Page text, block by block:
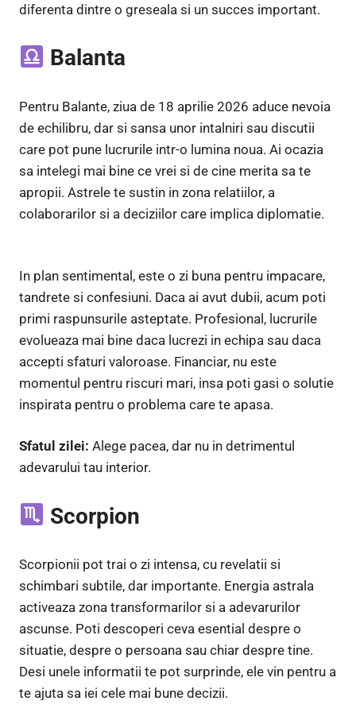
diferenta dintre o greseala si un succes important.
Balanta
Pentru Balante, ziua de 18 aprilie 2026 aduce nevoia
de echilibru, dar si sansa unor intalniri sau discutii
care pot pune lucrurile intr-o lumina noua. Ai ocazia
sa intelegi mai bine ce vrei si de cine merita sa te
apropii. Astrele te sustin in zona relatiilor, a
colaborarilor si a deciziilor care implica diplomatie.
In plan sentimental, este o zi buna pentru impacare,
tandrete si confesiuni. Daca ai avut dubii, acum poti
primi raspunsurile asteptate. Profesional, lucrurile
evolueaza mai bine daca lucrezi in echipa sau daca
accepti sfaturi valoroase. Financiar, nu este
momentul pentru riscuri mari, insa poti gasi o solutie
inspirata pentru o problema care te apasa.
Sfatul zilei: Alege pacea, dar nu in detrimentul
adevarului tau interior.
Scorpion
Scorpionii pot trai o zi intensa, cu revelatii si
schimbari subtile, dar importante. Energia astrala
activeaza zona transformarilor si a adevarurilor
ascunse. Poti descoperi ceva esential despre o
situatie, despre o persoana sau chiar despre tine.
Desi unele informatii te pot surprinde, ele vin pentru a
te ajuta sa iei cele mai bune decizii.